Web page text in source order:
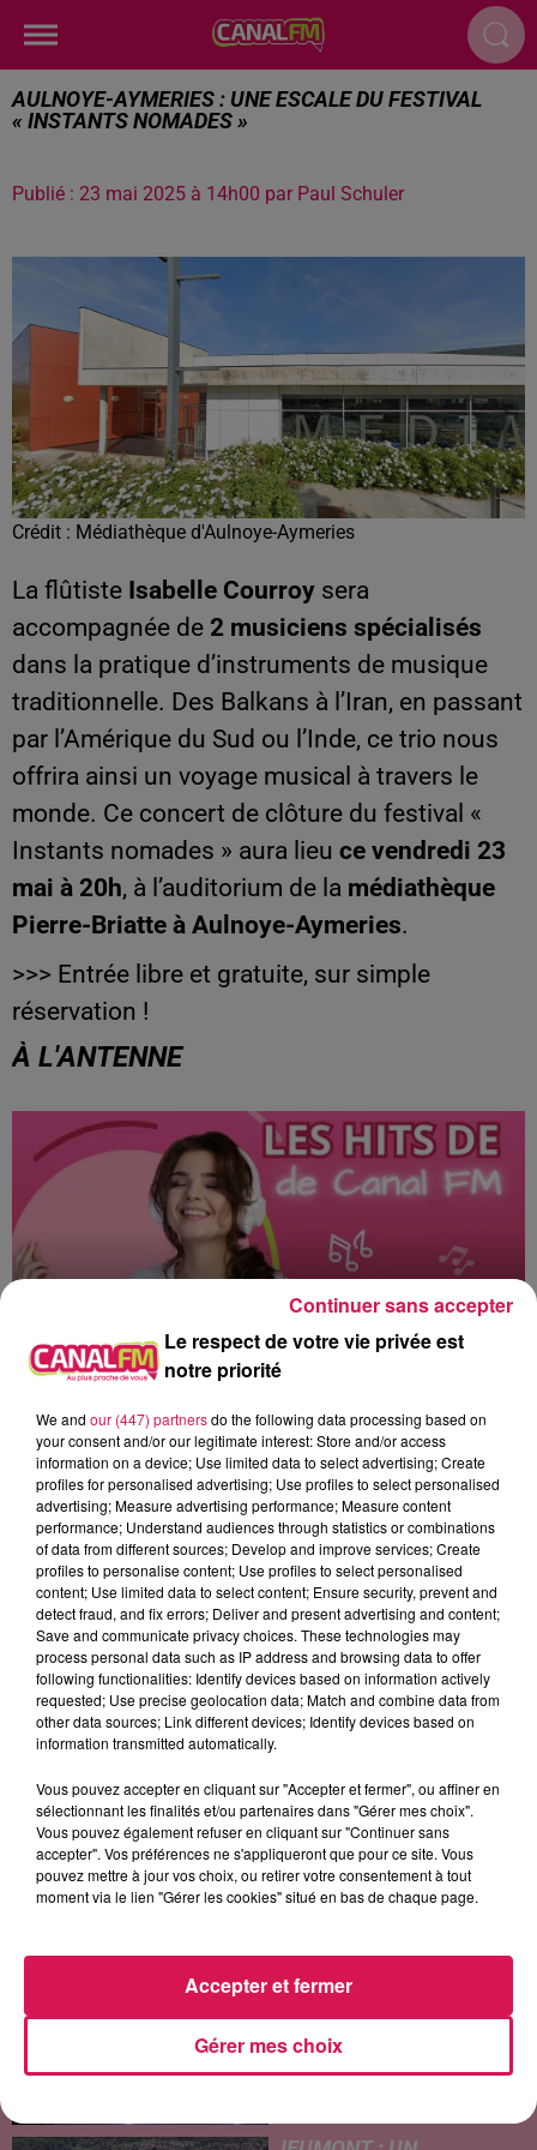
AULNOYE-AYMERIES : UNE ESCALE DU FESTIVAL
« INSTANTS NOMADES »
Publié : 23 mai 2025 à 14h00 par Paul Schuler
Crédit : Médiathèque d'Aulnoye-Aymeries
La flûtiste Isabelle Courroy sera
accompagnée de 2 musiciens spécialisés
dans la pratique d’instruments de musique
traditionnelle. Des Balkans à l’Iran, en passant
par l’Amérique du Sud ou l’Inde, ce trio nous
offrira ainsi un voyage musical à travers le
monde. Ce concert de clôture du festival «
Instants nomades » aura lieu ce vendredi 23
mai à 20h, à l’auditorium de la médiathèque
Pierre-Briatte à Aulnoye-Aymeries.
>>> Entrée libre et gratuite, sur simple
réservation !
À L'ANTENNE
12h00 - 22h00
Les hits de Canal FM
13h24
13h24
3 CAFES GOURMANDS
13h21
13h21
BEBE REXHA
13h18
13h18
LES ARTICLES LES PLUS CONSULTÉS
SAMBRE-AVESNOIS-
THIÉRACHE
Un temps typiquement estival
et changeant concerne nos
des températures élevées
Le respect de votre vie privée est
notre priorité
We and our (447) partnersdo the following data processing based on
your consent and/or our legitimate interest: Store and/or access
information on a device; Use limited data to select advertising; Create
profiles for personalised advertising; Use profiles to select personalised
advertising; Measure advertising performance; Measure content
performance; Understand audiences through statistics or combinations
of data from different sources; Develop and improve services; Create
profiles to personalise content; Use profiles to select personalised
content; Use limited data to select content; Ensure security, prevent and
detect fraud, and fix errors; Deliver and present advertising and content;
Save and communicate privacy choices. These technologies may
process personal data such as IP address and browsing data to offer
following functionalities: Identify devices based on information actively
requested; Use precise geolocation data; Match and combine data from
other data sources; Link different devices; Identify devices based on
information transmitted automatically.
Vous pouvez accepter en cliquant sur "Accepter et fermer", ou affiner en
sélectionnant les finalités et/ou partenaires dans "Gérer mes choix".
Vous pouvez également refuser en cliquant sur "Continuer sans
accepter". Vos préférences ne s'appliqueront que pour ce site. Vous
pouvez mettre à jour vos choix, ou retirer votre consentement à tout
moment via le lien "Gérer les cookies" situé en bas de chaque page.
Gérer mes choix
Accepter et fermer
Continuer sans accepter